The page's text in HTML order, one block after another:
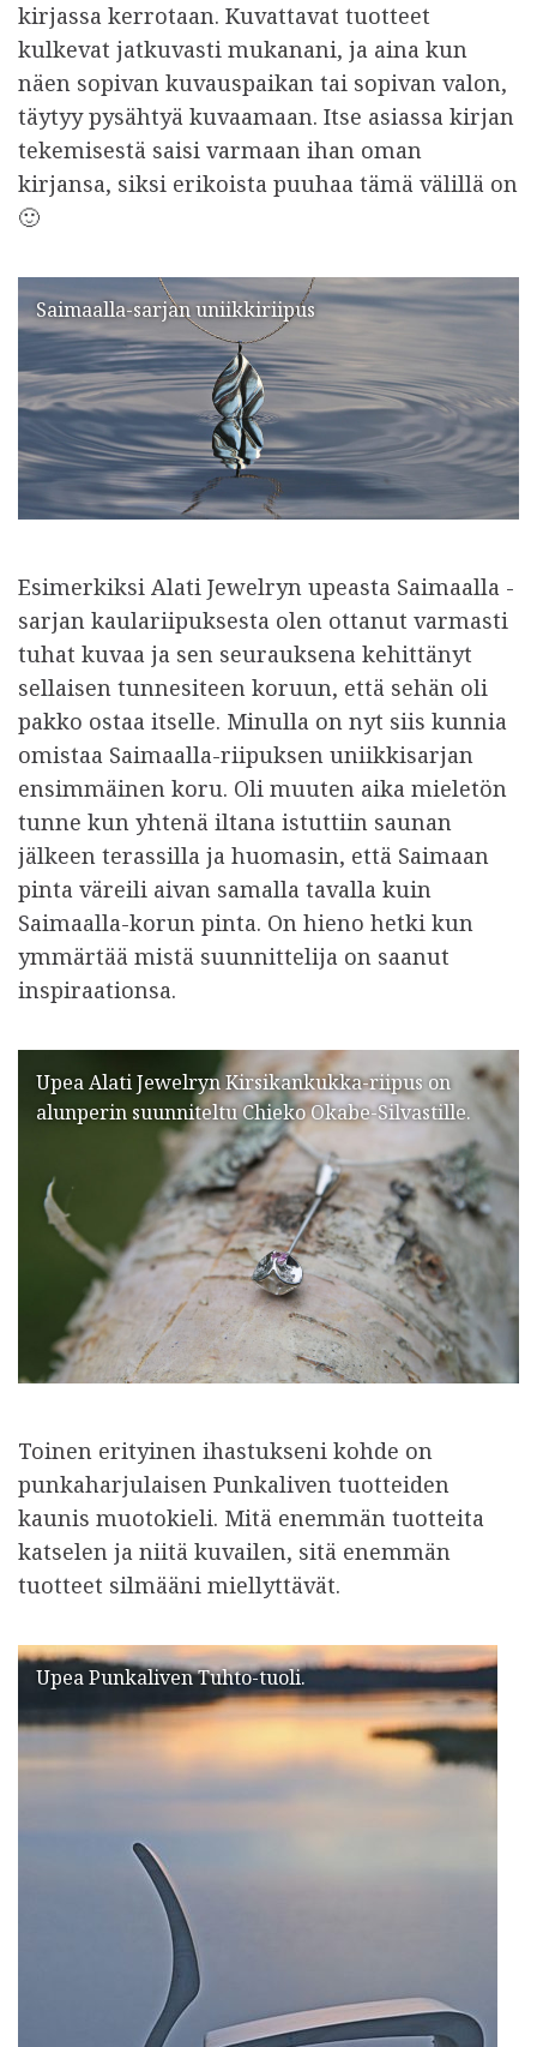
kirjassa kerrotaan. Kuvattavat tuotteet
kulkevat jatkuvasti mukanani, ja aina kun
näen sopivan kuvauspaikan tai sopivan valon,
täytyy pysähtyä kuvaamaan. Itse asiassa kirjan
tekemisestä saisi varmaan ihan oman
kirjansa, siksi erikoista puuhaa tämä välillä on
🙂
Saimaalla-sarjan uniikkiriipus
Esimerkiksi Alati Jewelryn upeasta Saimaalla -
sarjan kaulariipuksesta olen ottanut varmasti
tuhat kuvaa ja sen seurauksena kehittänyt
sellaisen tunnesiteen koruun, että sehän oli
pakko ostaa itselle. Minulla on nyt siis kunnia
omistaa Saimaalla-riipuksen uniikkisarjan
ensimmäinen koru. Oli muuten aika mieletön
tunne kun yhtenä iltana istuttiin saunan
jälkeen terassilla ja huomasin, että Saimaan
pinta väreili aivan samalla tavalla kuin
Saimaalla-korun pinta. On hieno hetki kun
ymmärtää mistä suunnittelija on saanut
inspiraationsa.
Upea Alati Jewelryn Kirsikankukka-riipus on
alunperin suunniteltu Chieko Okabe-Silvastille.
Toinen erityinen ihastukseni kohde on
punkaharjulaisen Punkaliven tuotteiden
kaunis muotokieli. Mitä enemmän tuotteita
katselen ja niitä kuvailen, sitä enemmän
tuotteet silmääni miellyttävät.
Upea Punkaliven Tuhto-tuoli.